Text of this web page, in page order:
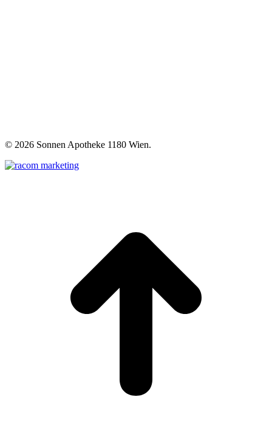
© 2026 Sonnen Apotheke 1180 Wien.